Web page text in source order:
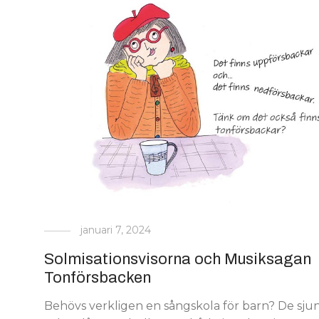
januari 7, 2024
Solmisationsvisorna och Musiksagan
Tonförsbacken
Behövs verkligen en sångskola för barn? De